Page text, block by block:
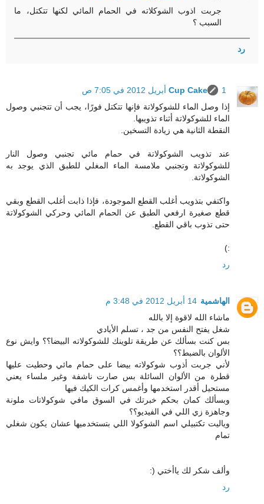
جربت اذوب الشوكلاته في الحمام المائي لكنها تتكتل، ما
السبب ؟
رد
Cup Cake
1 أبريل 2012 في 7:05 ص
إذا وصل الماء للشوكولاتة فإنها تتكتل فورًا، يجب أن تتجنبي وصول
الماء للشوكولاتة أثناء تذويبها.
النقطة الثانية هي زيادة التسخين.
عند تذويب الشوكولاتة في حمام مائي تجنبي وصول النار
للشوكولاتة وتجنبي ملامسة الماء المغلي للطبق الذي يوجد به
الشوكولاتة.
واكتفي بتذويب أغلب القطع الموجودة، فإذا ذابت أغلب القطع وبقي
قطع صغيرة ارفعي الطبق عن الحمام المائي وحركي الشوكولاتة
حتى تذوب باقي القطع.
:)
رد
الهاشمية 14 أبريل 2012 في 3:48 م
ماشاء الله لاقوة إلا بالله
شغل يفتح النفس من جد ، تسلم الأيادي
بس كنت بسألك عن طريقة تلوينك للشوكولاته البيضا؟؟ وايش نوع
الألوان بالضبط؟؟
لأني جربت أذوب شوكولاته بيضا على حمام مائي وحطيت عليها
قطرة من الألوان السائلة بس صارت ناشفة وغير ملساء يعني
مستحيل أقدر استخدمها وأغمس كرات الكيك فيها
وبسألك كمان بحكم خبرتك في السوق مافي شوكولاتات ملونة
وجاهزة زي اللي في الفيديو؟؟
وياليت تكتبيلي اسم الشوكولا اللي بتستخدميها عشان يكون شغلي
تمام
وألف شكر لك ياأختي (:
رد